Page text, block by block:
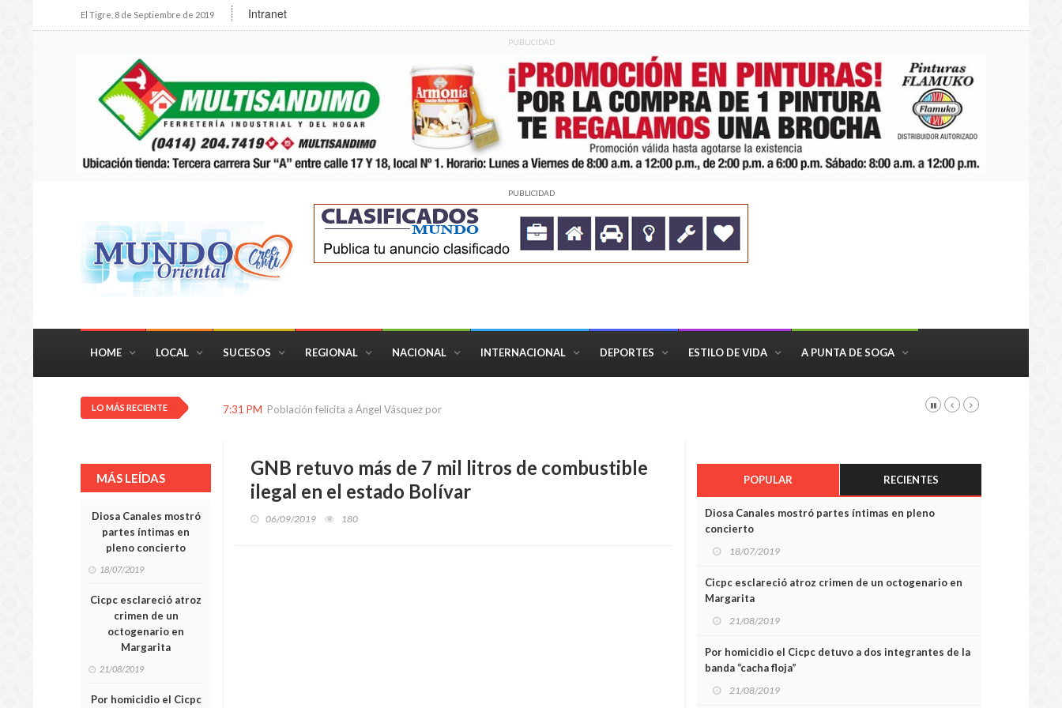
El Tigre, 8 de Septiembre de 2019 Intranet
PUBLICIDAD
PUBLICIDAD
HOME LOCAL SUCESOS REGIONAL NACIONAL INTERNACIONAL DEPORTES ESTILO DE VIDA A PUNTA DE SOGA
LO MÁS RECIENTE 7:31 PM Población felicita a Ángel Vásquez por Fiestas de Atapirire
MÁS LEÍDAS
Diosa Canales mostró
partes íntimas en
pleno concierto
18/07/2019
Cicpc esclareció atroz
crimen de un
octogenario en
Margarita
21/08/2019
Por homicidio el Cicpc
GNB retuvo más de 7 mil litros de combustible
ilegal en el estado Bolívar
06/09/2019 180
POPULAR RECIENTES
Diosa Canales mostró partes íntimas en pleno
concierto
18/07/2019
Cicpc esclareció atroz crimen de un octogenario en
Margarita
21/08/2019
Por homicidio el Cicpc detuvo a dos integrantes de la
banda “cacha floja”
21/08/2019